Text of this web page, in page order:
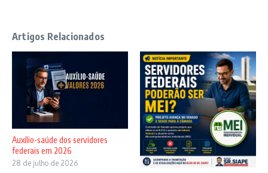
Artigos Relacionados
Auxílio-saúde dos servidores
federais em 2026
28 de julho de 2026